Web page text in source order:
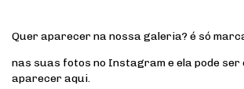
Quer aparecer na nossa galeria? é só
nas suas fotos no Instagram e ela pode
aparecer aqui.